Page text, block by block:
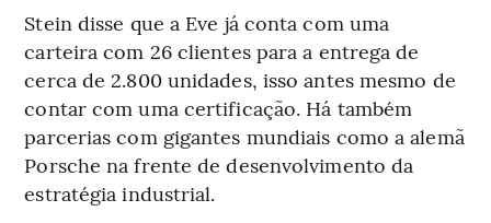
Stein disse que a Eve já conta com uma
carteira com 26 clientes para a entrega de
cerca de 2.800 unidades, isso antes mesmo de
contar com uma certificação. Há também
parcerias com gigantes mundiais como a alemã
Porsche na frente de desenvolvimento da
estratégia industrial.